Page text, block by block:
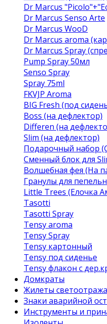
Dr Marcus
Dr Marcus Senso Arte
Dr Marcus WooD
Dr Marcus aroma
Dr Marcus Spray
Pump Spray 50мл
Senso Spray
Spray 75ml
FKVJP Aroma
BIG Fresh (под
Boss (на дефлектор)
Differen (на
Slim (на дефлектор)
Подарочный набор
Сменный блок для
Волшебная фея (На
Гранулы для
Little Trees (Елочка
Tasotti
Tasotti Spray
Tensy aroma
Tensy Spray
Tensy картонный
Tensy под сиденье
Tensy флакон с
Домкраты
Жилеты
Знаки аварийной
Инструменты и